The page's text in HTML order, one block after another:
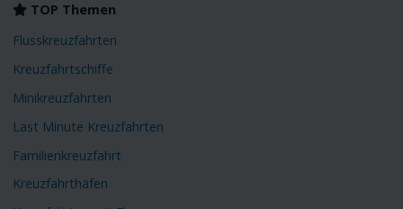
TOP Themen
Flusskreuzfahrten
Kreuzfahrtschiffe
Minikreuzfahrten
Last Minute Kreuzfahrten
Familienkreuzfahrt
Kreuzfahrthäfen